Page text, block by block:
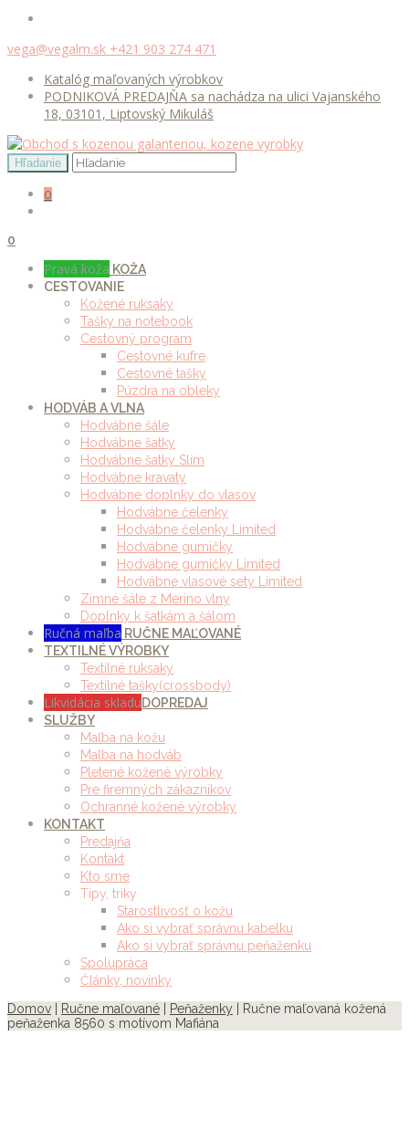
vega@vegalm.sk +421 903 274 471
Katalóg maľovaných výrobkov
PODNIKOVÁ PREDAJŇA sa nachádza na ulici Vajanského
18, 03101, Liptovský Mikuláš
0
0
Pravá koža KOŽA
CESTOVANIE
Kožené ruksaky
Tašky na notebook
Cestovný program
Cestovné kufre
Cestovné tašky
Púzdra na obleky
HODVÁB A VLNA
Hodvábne šále
Hodvábne šatky
Hodvábne šatky Slim
Hodvábne kravaty
Hodvábne doplnky do vlasov
Hodvábne čelenky
Hodvábne čelenky Limited
Hodvábne gumičky
Hodvábne gumičky Limited
Hodvábne vlasové sety Limited
Zimné šále z Merino vlny
Doplnky k šatkám a šálom
Ručná maľba RUČNE MAĽOVANÉ
TEXTILNÉ VÝROBKY
Textilné ruksaky
Textilné tašky(crossbody)
Likvidácia skladuDOPREDAJ
SLUŽBY
Maľba na kožu
Maľba na hodváb
Pletené kožené výrobky
Pre firemných zákazníkov
Ochranné kožené výrobky
KONTAKT
Predajňa
Kontakt
Kto sme
Tipy, triky
Starostlivosť o kožu
Ako si vybrať správnu kabelku
Ako si vybrať správnu peňaženku
Spolupráca
Články, novinky
Domov
Ručne maľované Peňaženky | Ručne maľovaná kožená
peňaženka 8560 s motívom Mafiána